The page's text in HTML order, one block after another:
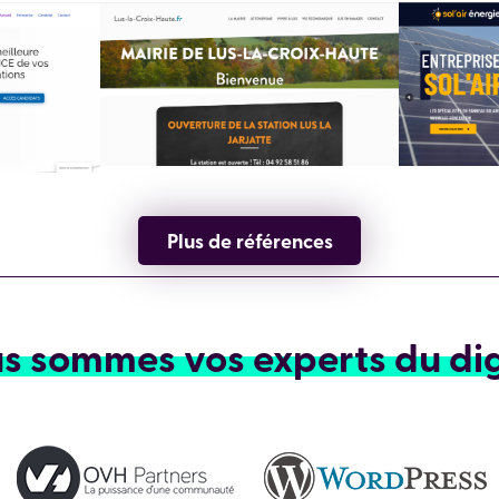
Plus de références
sommes vos experts du